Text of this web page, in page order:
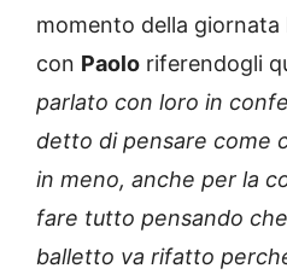
momento della giornata
con Paolo riferendogli
parlato con loro in
detto di pensare come
in meno, anche per la
fare tutto pensando
balletto va rifatto